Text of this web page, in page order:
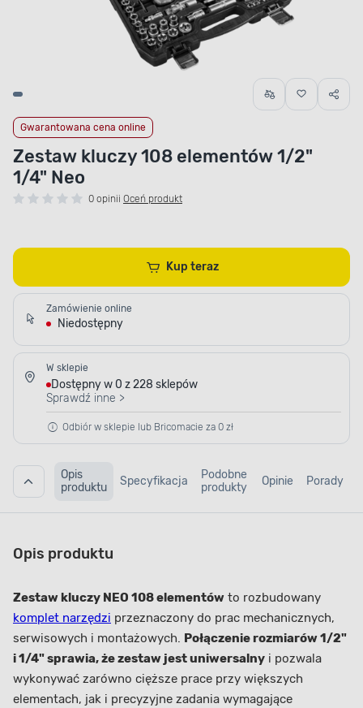
Gwarantowana cena online
Zestaw kluczy 108 elementów 1/2"
1/4" Neo
0 opinii Oceń produkt
Kup teraz
Zamówienie online
Niedostępny
W sklepie
Dostępny w 0 z 228 sklepów
Sprawdź inne >
Odbiór w sklepie lub Bricomacie za 0 zł
Opis
produktu
Specyfikacja
Podobne
produkty
Opinie Porady
Opis produktu
Zestaw kluczy NEO 108 elementów to rozbudowany
komplet narzędzi przeznaczony do prac mechanicznych,
serwisowych i montażowych. Połączenie rozmiarów 1/2"
i 1/4" sprawia, że zestaw jest uniwersalny i pozwala
wykonywać zarówno cięższe prace przy większych
elementach, jak i precyzyjne zadania wymagające